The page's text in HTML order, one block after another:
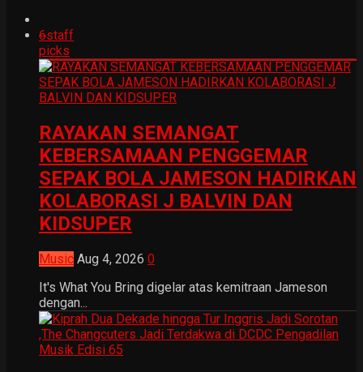
6staff
picks
RAYAKAN SEMANGAT
KEBERSAMAAN PENGGEMAR
SEPAK BOLA JAMESON HADIRKAN
KOLABORASI J BALVIN DAN
KIDSUPER
Music Aug 4, 2026 0
It's What You Bring digelar atas kemitraan Jameson
dengan...